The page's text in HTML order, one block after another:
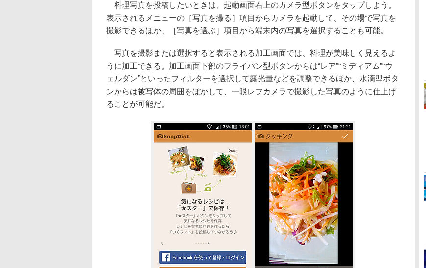
料理写真を投稿したいときは、起動画面右上のカメラ型ボタンをタップしよう。
表示されるメニューの［写真を撮る］項目からカメラを起動して、その場で写真を
撮影できるほか、［写真を選ぶ］項目から端末内の写真を選択することも可能。
写真を撮影または選択すると表示される加工画面では、料理が美味しく見えるよ
うに加工できる。加工画面下部のフライパン型ボタンからは“レア”“ミディアム”“ウ
ェルダン”といったフィルターを選択して露光量などを調整できるほか、水滴型ボタ
ンからは被写体の周囲をぼかして、一眼レフカメラで撮影した写真のように仕上げ
ることが可能だ。